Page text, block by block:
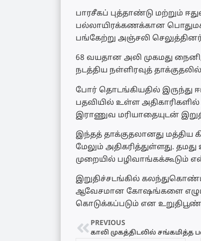
பாரசீகப் புத்தாண்டு மற்றும்
பல்லாயிரக்கணக்கான
பங்கேற்று அஞ்சலி
68 வயதான அலி முகமது
நடத்திய நள்ளிரவுத்
போர் தொடங்கியதில் இருந்து
பதவியில் உள்ள அதிகாரிகளில்
இராணுவ மரியாதையுடன்
இந்தத் தாக்குதலானது மத்திய
மேலும் அதிகரித்துள்ளது.
முறையில் பழிவாங்கக்கூடும்
இறுதிச்சடங்கில்
ஆவேசமான கோஷங்களை
கொடுக்கப்படும் என
PREVIOUS